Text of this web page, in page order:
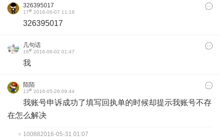
326395017
17# 2016-06-07 11:18
326395017
几句话
16# 2016-06-02 01:47
我
陌陌
13# 2016-05-26 09:44
我账号申诉成功了填写回执单的时候却提示我账号不存
在怎么解决
100882016-05-31 01:07